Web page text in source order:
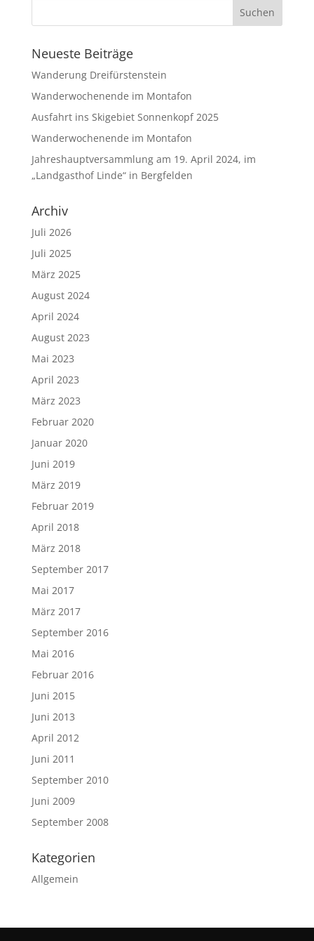
Neueste Beiträge
Wanderung Dreifürstenstein
Wanderwochenende im Montafon
Ausfahrt ins Skigebiet Sonnenkopf 2025
Wanderwochenende im Montafon
Jahreshauptversammlung am 19. April 2024, im
„Landgasthof Linde“ in Bergfelden
Archiv
Juli 2026
Juli 2025
März 2025
August 2024
April 2024
August 2023
Mai 2023
April 2023
März 2023
Februar 2020
Januar 2020
Juni 2019
März 2019
Februar 2019
April 2018
März 2018
September 2017
Mai 2017
März 2017
September 2016
Mai 2016
Februar 2016
Juni 2015
Juni 2013
April 2012
Juni 2011
September 2010
Juni 2009
September 2008
Kategorien
Allgemein